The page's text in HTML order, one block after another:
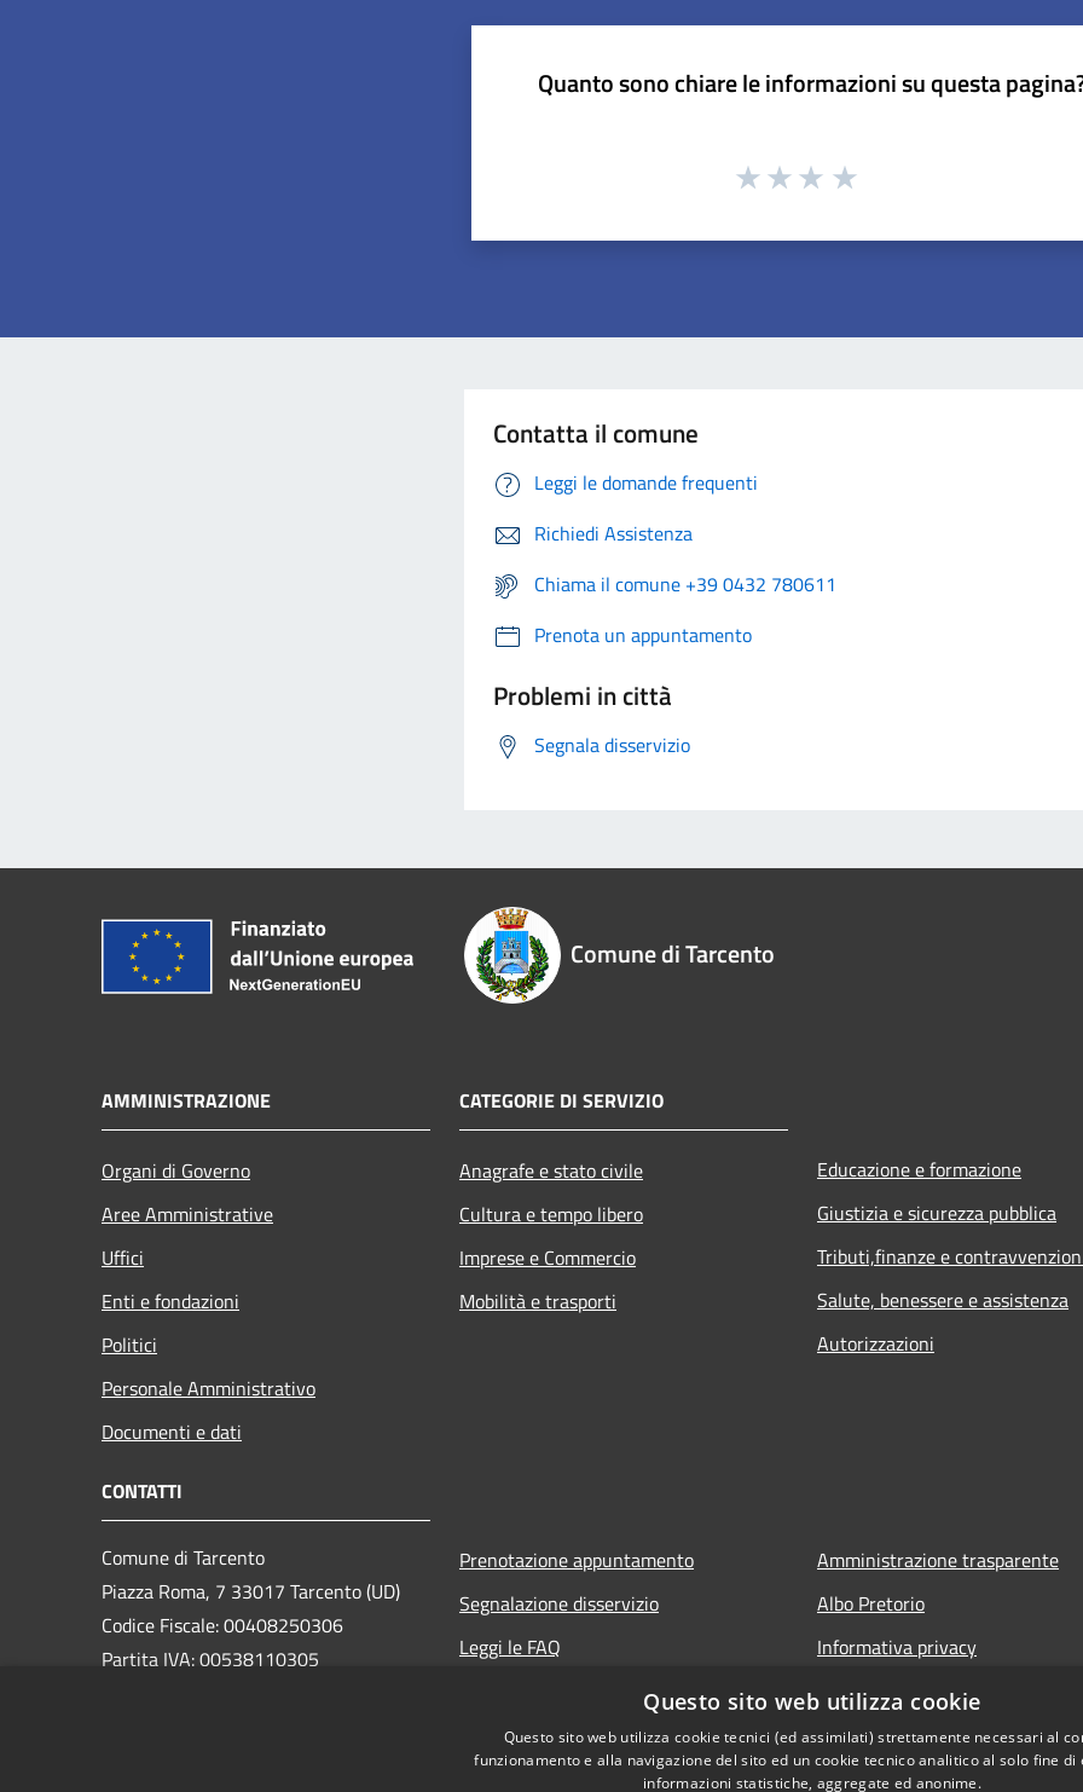
Quanto sono chiare le informazioni su questa
Contatta il comune
Leggi le domande frequenti
Richiedi Assistenza
Chiama il comune +39 0432 780611
Prenota un appuntamento
Problemi in città
Segnala disservizio
Comune di Tarcento
AMMINISTRAZIONE
Organi di Governo
Aree Amministrative
Uffici
Enti e fondazioni
Politici
Personale Amministrativo
Documenti e dati
CATEGORIE DI SERVIZIO
Anagrafe e stato civile
Cultura e tempo libero
Imprese e Commercio
Mobilità e trasporti
Educazione e formazione
Giustizia e sicurezza pubblica
Tributi,finanze e
Salute, benessere e assistenza
Autorizzazioni
CONTATTI
Comune di Tarcento
Piazza Roma, 7 33017 Tarcento (UD)
Codice Fiscale: 00408250306
Partita IVA: 00538110305
Prenotazione appuntamento
Segnalazione disservizio
Leggi le FAQ
Amministrazione trasparente
Albo Pretorio
Informativa privacy
Note legali
Dichiarazione di accessibilità
Segnalazioni di inaccessibilità
Questo sito web utilizza cookie
Questo sito web utilizza cookie tecnici (ed assimilati) strettamente necessari al
funzionamento e alla navigazione del sito ed un cookie tecnico analitico al solo fine di
informazioni statistiche, aggregate ed anonime.